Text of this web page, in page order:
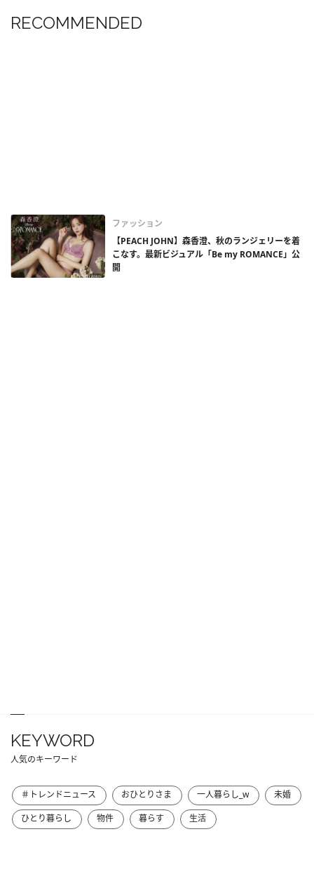
RECOMMENDED
ファッション
【PEACH JOHN】森香澄、秋のランジェリーを着
こなす。最新ビジュアル「Be my ROMANCE」公
開
KEYWORD
人気のキーワード
＃トレンドニュース おひとりさま 一人暮らし_w
未婚
ひとり暮らし
物件 暮らす 生活